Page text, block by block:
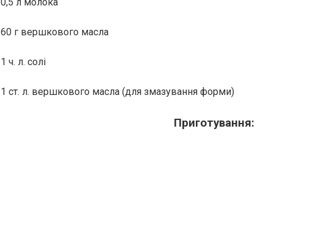
60 г вершкового масла
1 ч. л. солі
1 ст. л. вершкового масла (для змазування форми)
Приготування: